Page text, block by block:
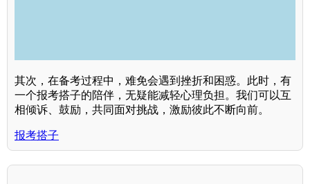
其次，在备考过程中，难免会遇到挫折和困惑。此时，有
一个报考搭子的陪伴，无疑能减轻心理负担。我们可以互
相倾诉、鼓励，共同面对挑战，激励彼此不断向前。
报考搭子